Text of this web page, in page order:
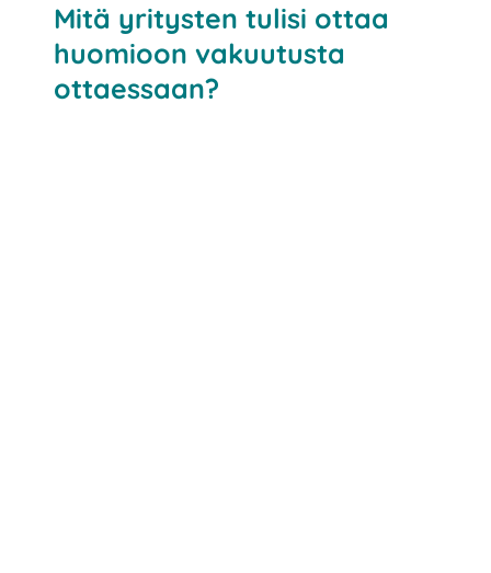
Mitä yritysten tulisi ottaa
huomioon vakuutusta
ottaessaan?